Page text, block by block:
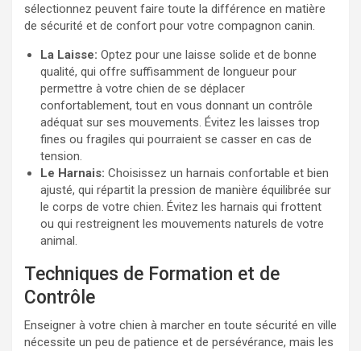
sélectionnez peuvent faire toute la différence en matière
de sécurité et de confort pour votre compagnon canin.
La Laisse: Optez pour une laisse solide et de bonne
qualité, qui offre suffisamment de longueur pour
permettre à votre chien de se déplacer
confortablement, tout en vous donnant un contrôle
adéquat sur ses mouvements. Évitez les laisses trop
fines ou fragiles qui pourraient se casser en cas de
tension.
Le Harnais: Choisissez un harnais confortable et bien
ajusté, qui répartit la pression de manière équilibrée sur
le corps de votre chien. Évitez les harnais qui frottent
ou qui restreignent les mouvements naturels de votre
animal.
Techniques de Formation et de
Contrôle
Enseigner à votre chien à marcher en toute sécurité en ville
nécessite un peu de patience et de persévérance, mais les